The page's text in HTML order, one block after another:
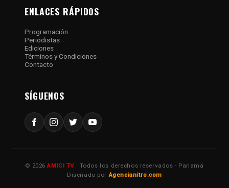
ENLACES RÁPIDOS
Programación
Periodistas
Ediciones
Términos y Condiciones
Contacto
SÍGUENOS
© 2026AMICI TV · Todos los derechos reservados · Panamá
Diseñado por Agencianitro.com